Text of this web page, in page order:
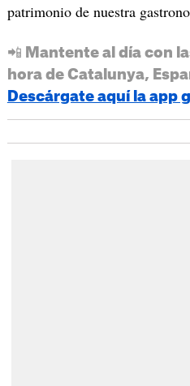
patrimonio de nuestra
📲 Mantente al día con
hora de Catalunya,
Descárgate aquí la app